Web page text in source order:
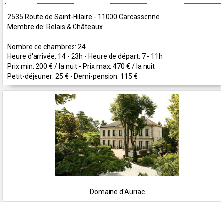
2535 Route de Saint-Hilaire - 11000 Carcassonne
Membre de: Relais & Châteaux
Nombre de chambres: 24
Heure d'arrivée: 14 - 23h - Heure de départ: 7 - 11h
Prix min: 200 € / la nuit - Prix max: 470 € / la nuit
Petit-déjeuner: 25 € - Demi-pension: 115 €
Domaine d'Auriac